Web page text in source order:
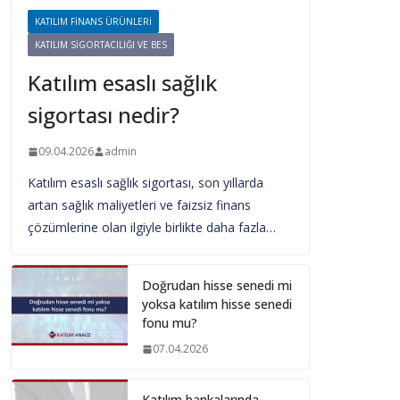
KATILIM FINANS ÜRÜNLERI
KATILIM SIGORTACILIĞI VE BES
Katılım esaslı sağlık
sigortası nedir?
09.04.2026 admin
Katılım esaslı sağlık sigortası, son yıllarda
artan sağlık maliyetleri ve faizsiz finans
çözümlerine olan ilgiyle birlikte daha fazla…
Doğrudan hisse senedi mi
yoksa katılım hisse senedi
fonu mu?
07.04.2026